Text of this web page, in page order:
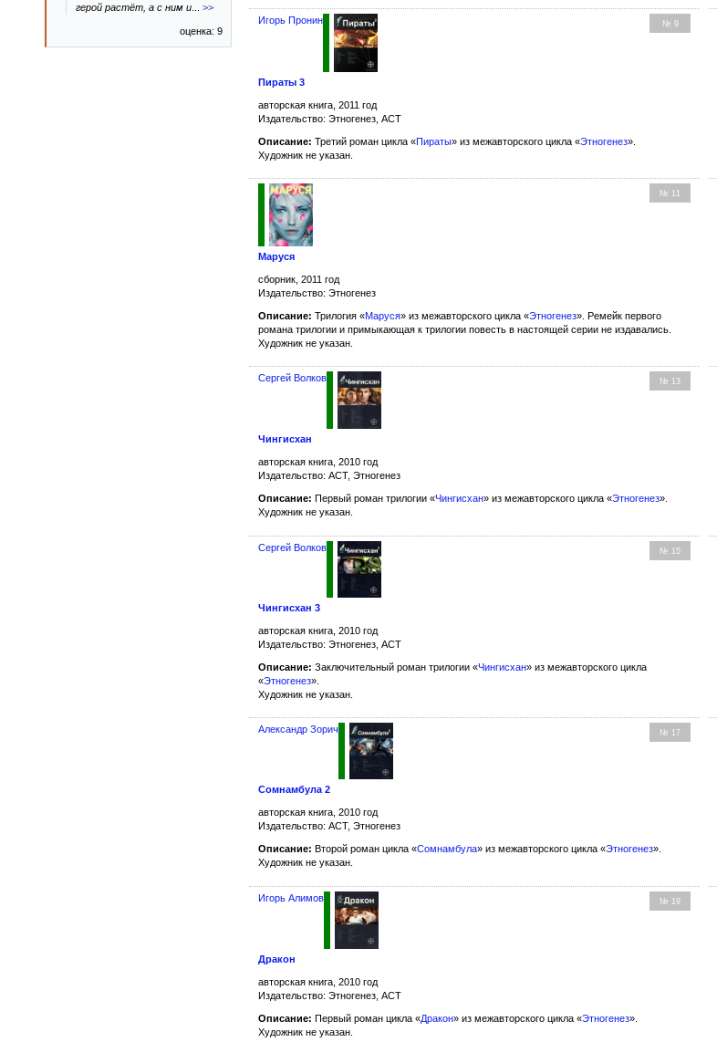
№ 9
Игорь Пронин
Пираты 3
авторская книга, 2011 год
Издательство: Этногенез, АСТ
Описание: Третий роман цикла «Пираты» из межавторского цикла «Этногенез».
Художник не указан.
№ 11
Маруся
сборник, 2011 год
Издательство: Этногенез
Описание: Трилогия «Маруся» из межавторского цикла «Этногенез». Ремейк первого
романа трилогии и примыкающая к трилогии повесть в настоящей серии не издавались.
Художник не указан.
№ 13
Сергей Волков
Чингисхан
авторская книга, 2010 год
Издательство: АСТ, Этногенез
Описание: Первый роман трилогии «Чингисхан» из межавторского цикла «Этногенез».
Художник не указан.
№ 15
Сергей Волков
Чингисхан 3
авторская книга, 2010 год
Издательство: Этногенез, АСТ
Описание: Заключительный роман трилогии «Чингисхан» из межавторского цикла
«Этногенез».
Художник не указан.
№ 17
Александр Зорич
Сомнамбула 2
авторская книга, 2010 год
Издательство: АСТ, Этногенез
Описание: Второй роман цикла «Сомнамбула» из межавторского цикла «Этногенез».
Художник не указан.
№ 19
Игорь Алимов
Дракон
авторская книга, 2010 год
Издательство: Этногенез, АСТ
Описание: Первый роман цикла «Дракон» из межавторского цикла «Этногенез».
Художник не указан.
герой растёт, а с ним и
>>
оценка: 9